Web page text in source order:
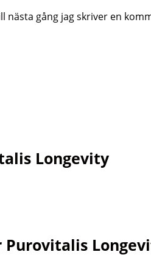
nästa gång jag skriver en
Longevity
Purovitalis